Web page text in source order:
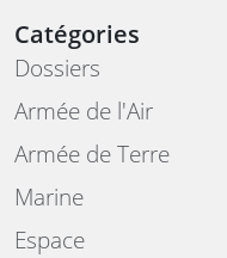
Catégories
Dossiers
Armée de l'Air
Armée de Terre
Marine
Espace